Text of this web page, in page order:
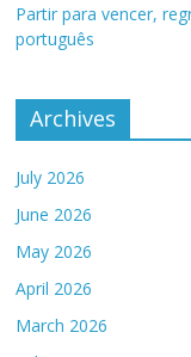
Partir para vencer,
português
Archives
July 2026
June 2026
May 2026
April 2026
March 2026